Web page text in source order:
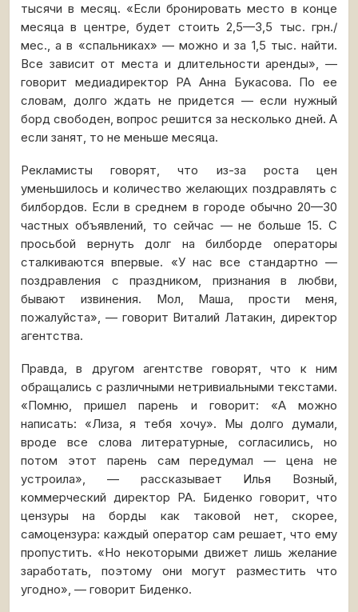
тысячи в месяц. «Если бронировать место в конце
месяца в центре, будет стоить 2,5—3,5 тыс. грн./
мес., а в «спальниках» — можно и за 1,5 тыс. найти.
Все зависит от места и длительности аренды», —
говорит медиадиректор РА Анна Букасова. По ее
словам, долго ждать не придется — если нужный
борд свободен, вопрос решится за несколько дней. А
если занят, то не меньше месяца.
Рекламисты говорят, что из-за роста цен
уменьшилось и количество желающих поздравлять с
билбордов. Если в среднем в городе обычно 20—30
частных объявлений, то сейчас — не больше 15. С
просьбой вернуть долг на билборде операторы
сталкиваются впервые. «У нас все стандартно —
поздравления с праздником, признания в любви,
бывают извинения. Мол, Маша, прости меня,
пожалуйста», — говорит Виталий Латакин, директор
агентства.
Правда, в другом агентстве говорят, что к ним
обращались с различными нетривиальными текстами.
«Помню, пришел парень и говорит: «А можно
написать: «Лиза, я тебя хочу». Мы долго думали,
вроде все слова литературные, согласились, но
потом этот парень сам передумал — цена не
устроила», — рассказывает Илья Возный,
коммерческий директор РА. Биденко говорит, что
цензуры на борды как таковой нет, скорее,
самоцензура: каждый оператор сам решает, что ему
пропустить. «Но некоторыми движет лишь желание
заработать, поэтому они могут разместить что
угодно», — говорит Биденко.